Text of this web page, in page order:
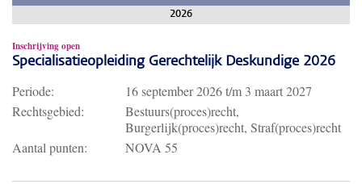
2026
Inschrijving open
Specialisatieopleiding Gerechtelijk Deskundige 2026
Periode: 16 september 2026t/m 3 maart 2027
Rechtsgebied:
Bestuurs(proces)recht,
Burgerlijk(proces)recht, Straf(proces)recht
Aantal punten:
NOVA 55